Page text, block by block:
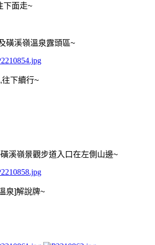
下面走~
磺溪嶺溫泉露頭區~
,往下續行~
磺溪嶺景觀步道入口在左側山邊~
泉]解說牌~